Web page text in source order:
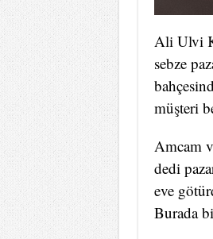
Ali Ulvi
sebze
müşteri
Amcam
dedi
eve
Burada